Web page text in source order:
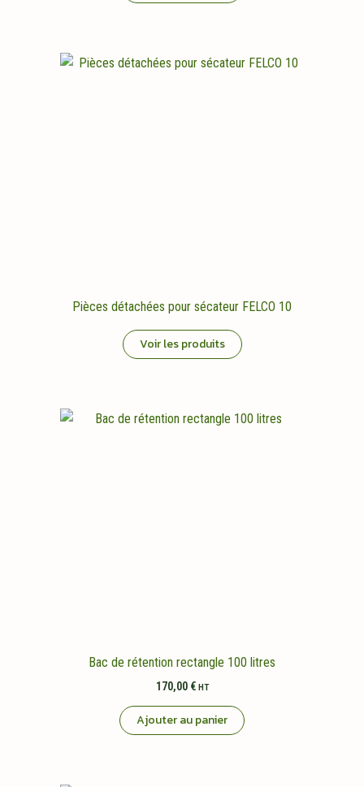
Pièces détachées pour sécateur FELCO 10
Voir les produits
Bac de rétention rectangle 100 litres
170,00 € HT
Ajouter au panier